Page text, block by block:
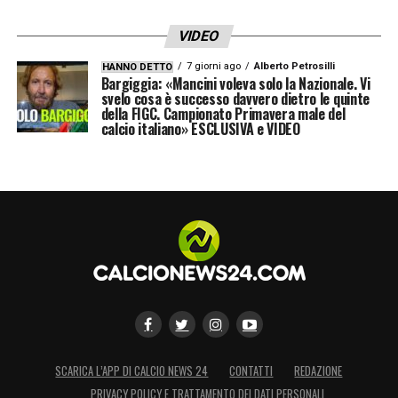
VIDEO
HANNO DETTO 7 giorni ago Alberto Petrosilli
Bargiggia: «Mancini voleva solo la Nazionale. Vi
svelo cosa è successo davvero dietro le quinte
della FIGC. Campionato Primavera male del
calcio italiano» ESCLUSIVA e VIDEO
SCARICA L’APP DI CALCIO NEWS 24 CONTATTI
REDAZIONE
PRIVACY POLICY E TRATTAMENTO DEI DATI PERSONALI